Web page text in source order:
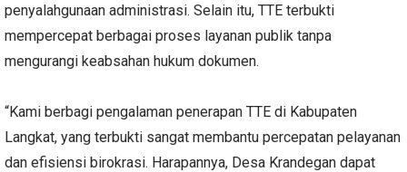
penyalahgunaan administrasi. Selain itu, TTE terbukti
mempercepat berbagai proses layanan publik tanpa
mengurangi keabsahan hukum dokumen.
“Kami berbagi pengalaman penerapan TTE di Kabupaten
Langkat, yang terbukti sangat membantu percepatan pelayanan
dan efisiensi birokrasi. Harapannya, Desa Krandegan dapat